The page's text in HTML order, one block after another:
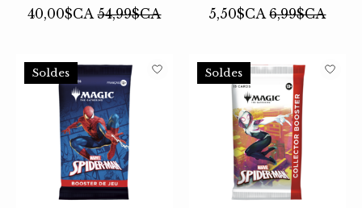
40,00$CA 54,99$CA
5,50$CA 6,99$CA
Soldes Soldes